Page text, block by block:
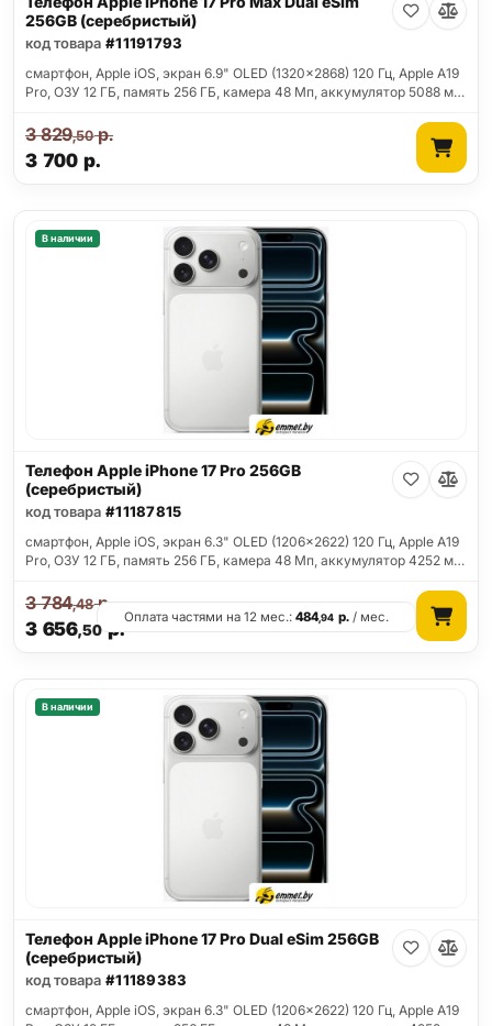
256GB (серебристый)
код товара #11191793
смартфон, Apple iOS, экран 6.9" OLED (1320x2868) 120 Гц, Apple A19
Pro, ОЗУ 12 ГБ, память 256 ГБ, камера 48 Мп, аккумулятор 5088 м…
3 700 р.
3 829,50р.
В наличии
Телефон Apple iPhone 17 Pro 256GB
(серебристый)
код товара #11187815
смартфон, Apple iOS, экран 6.3" OLED (1206x2622) 120 Гц, Apple A19
Pro, ОЗУ 12 ГБ, память 256 ГБ, камера 48 Мп, аккумулятор 4252 м…
3 656,50 р.
3 784,48р.
Оплата частями на 12 мес.:484,94 р./ мес.
В наличии
Телефон Apple iPhone 17 Pro Dual eSim 256GB
(серебристый)
код товара #11189383
смартфон, Apple iOS, экран 6.3" OLED (1206x2622) 120 Гц, Apple A19